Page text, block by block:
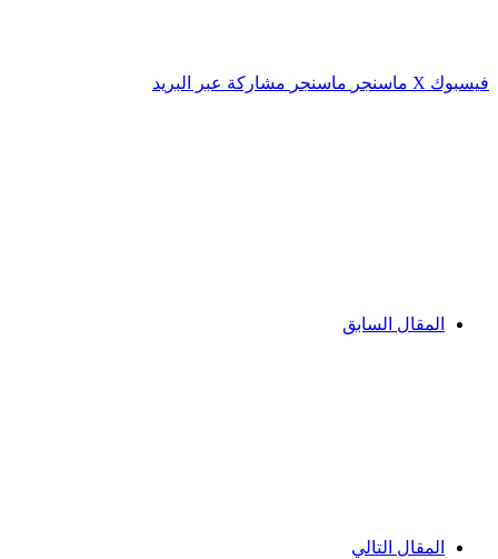
فيسبوك ‫X ماسنجر ماسنجر مشاركة عبر البريد
المقال السابق
المقال التالي